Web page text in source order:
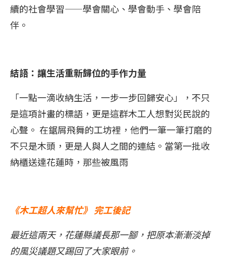
續的社會學習——學會關心、學會動手、學會陪
伴。
結語：讓生活重新歸位的手作力量
「一點一滴收納生活，一步一步回歸安心」，不只
是這項計畫的標語，更是這群木工人想對災民說的
心聲。 在鋸屑飛舞的工坊裡，他們一筆一筆打磨的
不只是木頭，更是人與人之間的連結。當第一批收
納櫃送達花蓮時，那些被風雨
《木工超人來幫忙》 完工後記
最近這兩天，花蓮縣議長那一腳，把原本漸漸淡掉
的風災議題又踢回了大家眼前。